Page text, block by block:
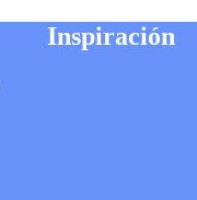
Inspiración